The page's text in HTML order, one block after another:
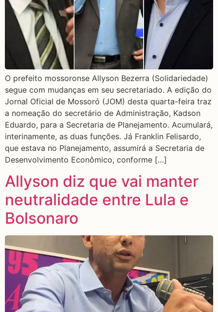
O prefeito mossoronse Allyson Bezerra (Solidariedade)
segue com mudanças em seu secretariado. A edição do
Jornal Oficial de Mossoró (JOM) desta quarta-feira traz
a nomeação do secretário de Administração, Kadson
Eduardo, para a Secretaria de Planejamento. Acumulará,
interinamente, as duas funções. Já Franklin Felisardo,
que estava no Planejamento, assumirá a Secretaria de
Desenvolvimento Econômico, conforme […]
Allyson diz que vai manter
neutralidade entre Lula e
Bolsonaro